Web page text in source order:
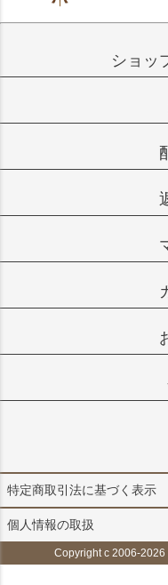
ショッ
特定商取引法に基づく表示
個人情報の取扱
Copyright c 2006-2026